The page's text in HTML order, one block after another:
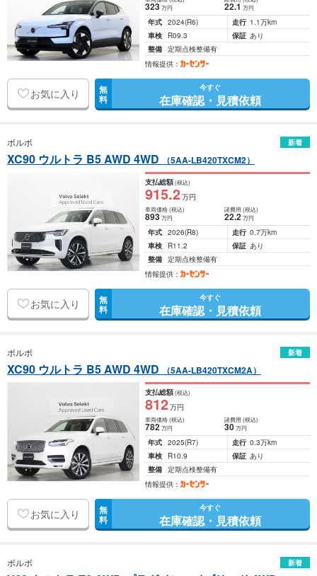
323万円 22.1 万円
年式 2024(R6) 走行 1.1万km
車検
R09.3 保証 あり
整備 定期点検整備有
情報提供：
お気に入り 無
料
今すぐ
在庫確認・見積依頼
ボルボ 新着
XC90 ウルトラ B5 AWD 4WD （5AA-LB420TXCM2）
支払総額(税込)
915.2万円
車両価格(税込)
893万円
諸費用 (税込)
22.2 万円
年式 2026(R8) 走行 0.7万km
車検
R11.2 保証 あり
整備 定期点検整備有
情報提供：
お気に入り 無
料
今すぐ
在庫確認・見積依頼
ボルボ 新着
XC90 ウルトラ B5 AWD 4WD （5AA-LB420TXCM2A）
支払総額(税込)
812万円
車両価格(税込)
782万円
諸費用 (税込)
30 万円
年式 2025(R7) 走行 0.3万km
車検
R10.9 保証 あり
整備 定期点検整備有
情報提供：
お気に入り 無
料
今すぐ
在庫確認・見積依頼
ボルボ 新着